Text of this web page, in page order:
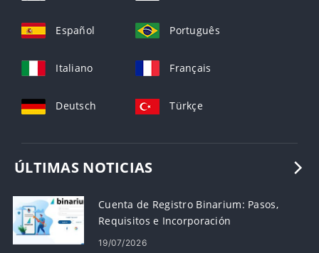
Español Português
Italiano Français
Deutsch Türkçe
ÚLTIMAS NOTICIAS
Cuenta de Registro Binarium: Pasos,
Requisitos e Incorporación
19/07/2026